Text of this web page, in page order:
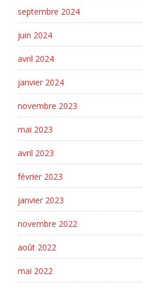
septembre 2024
juin 2024
avril 2024
janvier 2024
novembre 2023
mai 2023
avril 2023
février 2023
janvier 2023
novembre 2022
août 2022
mai 2022